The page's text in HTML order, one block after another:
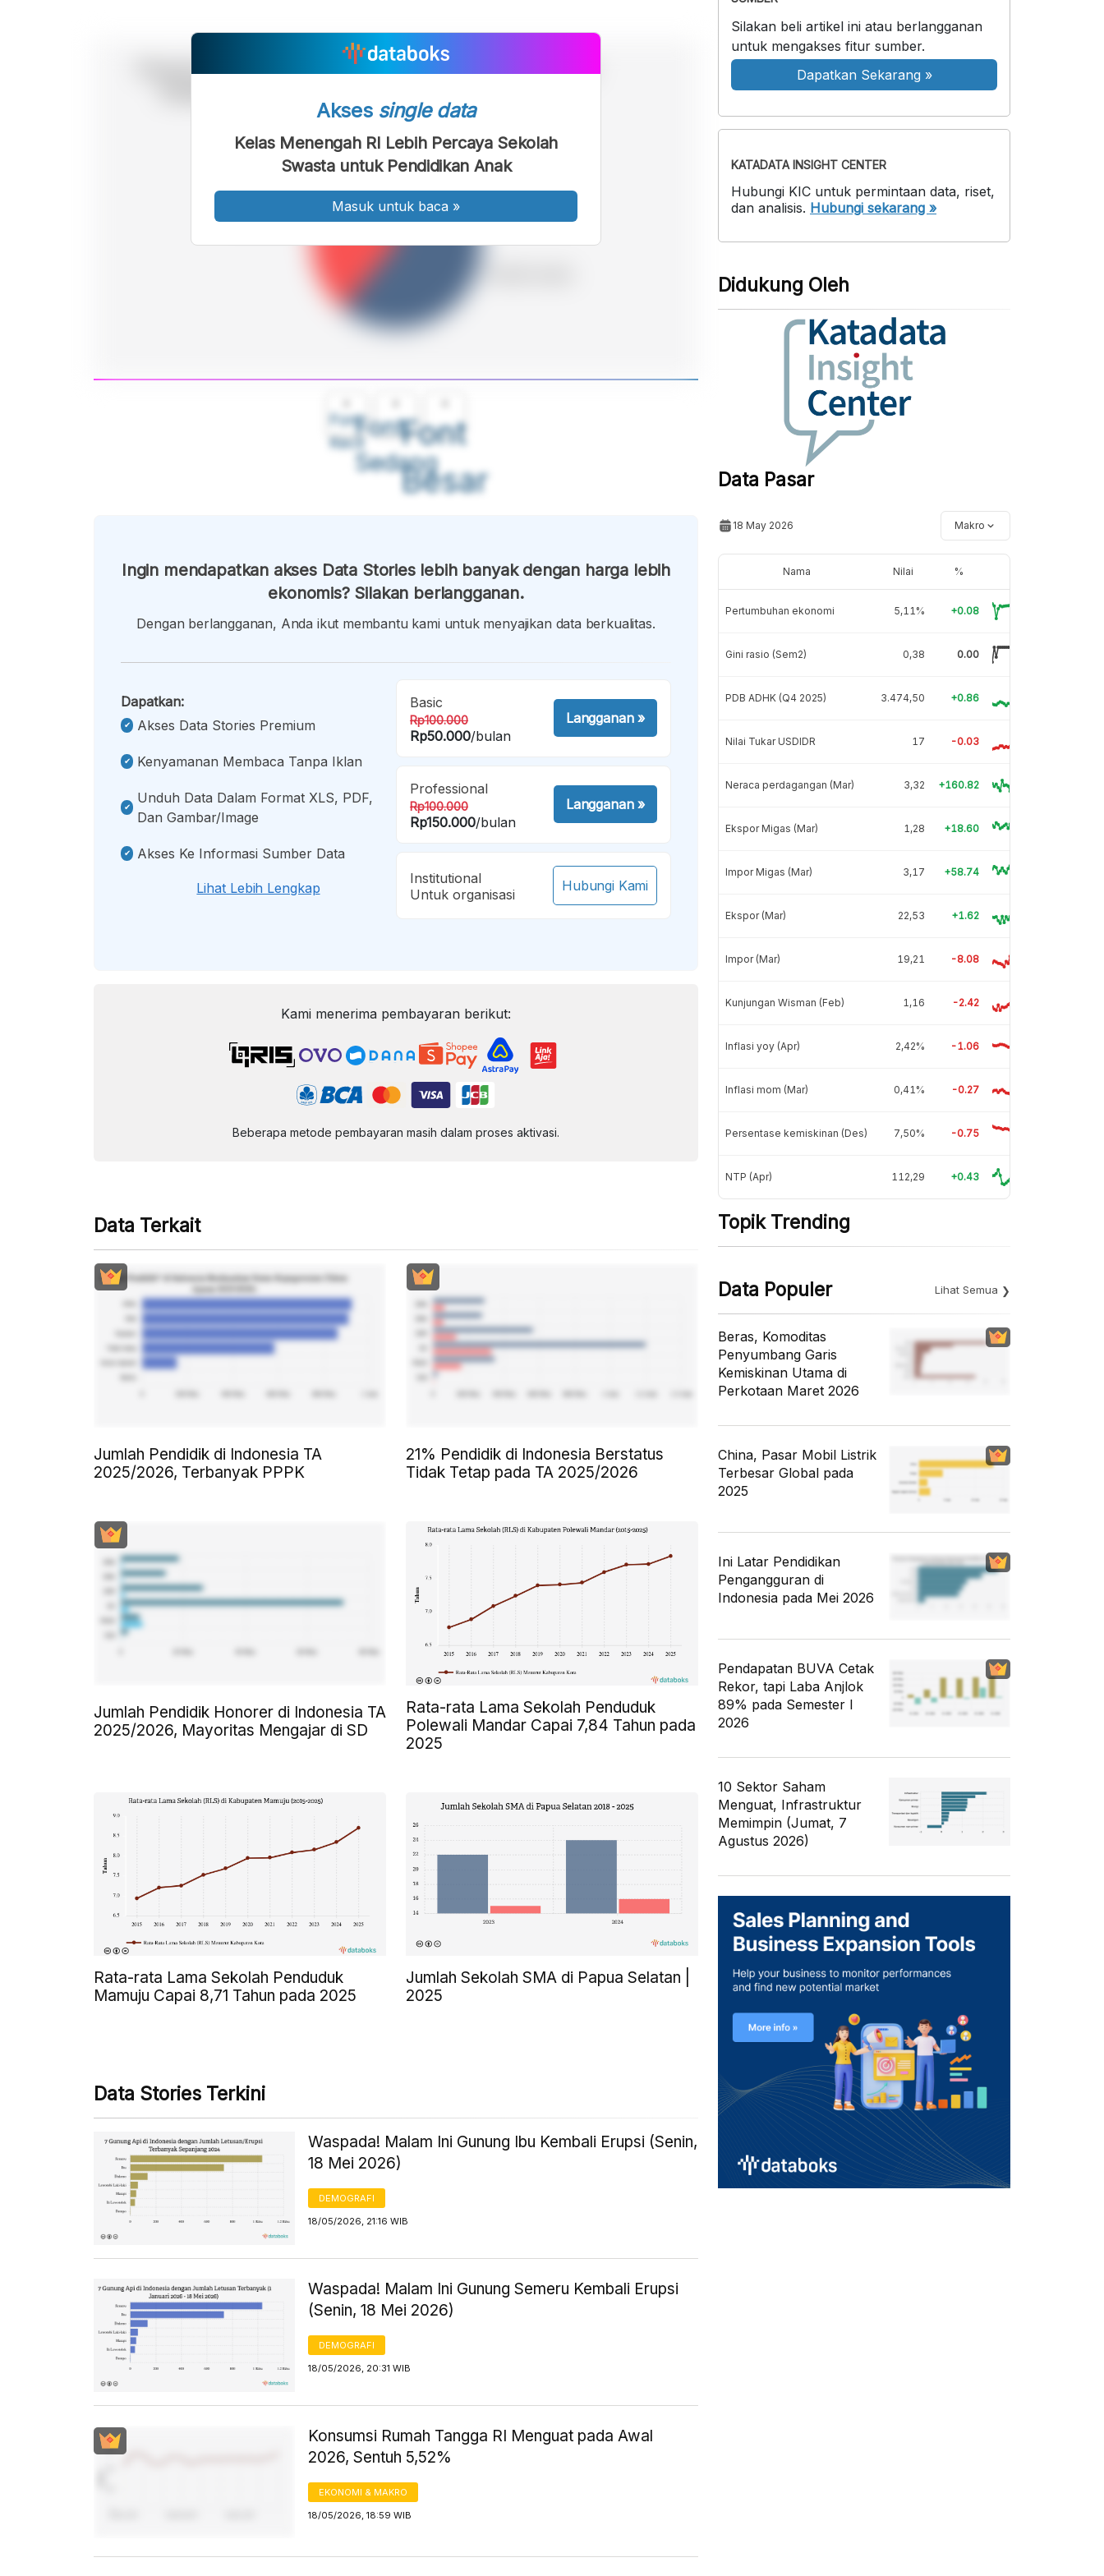
Font
Kecil
Font
Sedang
Font
Besar
Akses single data
Kelas Menengah RI Lebih Percaya Sekolah
Swasta untuk Pendidikan Anak
Masuk untuk baca »
Ingin mendapatkan akses Data Stories lebih banyak dengan harga lebih
ekonomis? Silakan berlangganan.
Dengan berlangganan, Anda ikut membantu kami untuk menyajikan data berkualitas.
Dapatkan:
Akses Data Stories Premium
Kenyamanan Membaca Tanpa Iklan
Unduh Data Dalam Format XLS, PDF,
Dan Gambar/image
Akses Ke Informasi Sumber Data
Lihat Lebih Lengkap
Basic
Rp100.000
Rp50.000/bulan
Langganan»
Professional
Rp100.000
Rp150.000/bulan
Langganan»
Institutional
Untuk organisasi
Hubungi Kami
Kami menerima pembayaran berikut:
Beberapa metode pembayaran masih dalam proses aktivasi.
Data Terkait
Jumlah Pendidik di Indonesia TA
2025/2026, Terbanyak PPPK
21% Pendidik di Indonesia Berstatus
Tidak Tetap pada TA 2025/2026
Jumlah Pendidik Honorer di Indonesia TA
2025/2026, Mayoritas Mengajar di SD
Rata-rata Lama Sekolah Penduduk
Polewali Mandar Capai 7,84 Tahun pada
2025
Rata-rata Lama Sekolah Penduduk
Mamuju Capai 8,71 Tahun pada 2025
Jumlah Sekolah SMA di Papua Selatan |
2025
Data Stories Terkini
Waspada! Malam Ini Gunung Ibu Kembali Erupsi (Senin,
18 Mei 2026)
DEMOGRAFI
18/05/2026, 21:16 WIB
Waspada! Malam Ini Gunung Semeru Kembali Erupsi
(Senin, 18 Mei 2026)
DEMOGRAFI
18/05/2026, 20:31 WIB
Konsumsi Rumah Tangga RI Menguat pada Awal
2026, Sentuh 5,52%
EKONOMI & MAKRO
18/05/2026, 18:59 WIB
Silakan beli artikel ini atau berlangganan
untuk mengakses fitur sumber.
Dapatkan Sekarang »
KATADATA INSIGHT CENTER
Hubungi KIC untuk permintaan data, riset,
dan analisis. Hubungi sekarang »
Didukung Oleh
Data Pasar
18 May 2026 Makro
Nama Nilai %
Pertumbuhan ekonomi 5,11% +0.08
Gini rasio (Sem2) 0,38 0.00
PDB ADHK (Q4 2025) 3.474,50 +0.86
Nilai Tukar USDIDR 17 -0.03
Neraca perdagangan (Mar) 3,32 +160.82
Ekspor Migas (Mar) 1,28 +18.60
Impor Migas (Mar) 3,17 +58.74
Ekspor (Mar) 22,53 +1.62
Impor (Mar) 19,21 -8.08
Kunjungan Wisman (Feb) 1,16 -2.42
Inflasi yoy (Apr) 2,42% -1.06
Inflasi mom (Mar) 0,41% -0.27
Persentase kemiskinan (Des) 7,50% -0.75
NTP (Apr) 112,29 +0.43
Topik Trending
Data Populer Lihat Semua
Beras, Komoditas
Penyumbang Garis
Kemiskinan Utama di
Perkotaan Maret 2026
China, Pasar Mobil Listrik
Terbesar Global pada
2025
Ini Latar Pendidikan
Pengangguran di
Indonesia pada Mei 2026
Pendapatan BUVA Cetak
Rekor, tapi Laba Anjlok
89% pada Semester I
2026
10 Sektor Saham
Menguat, Infrastruktur
Memimpin (Jumat, 7
Agustus 2026)